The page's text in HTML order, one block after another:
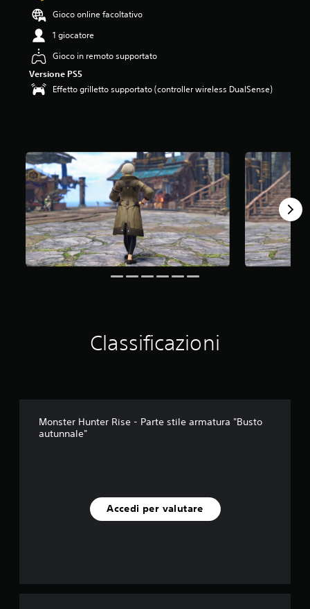
Gioco online facoltativo
1 giocatore
Gioco in remoto supportato
Versione PS5
Effetto grilletto supportato (controller wireless DualSense)
Classificazioni
Monster Hunter Rise - Parte stile armatura "Busto
autunnale"
Accedi per valutare